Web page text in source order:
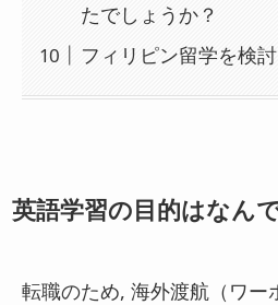
たでしょうか？
フィリピン留学を検
英語学習の目的はなん
転職のため, 海外渡航（ワー